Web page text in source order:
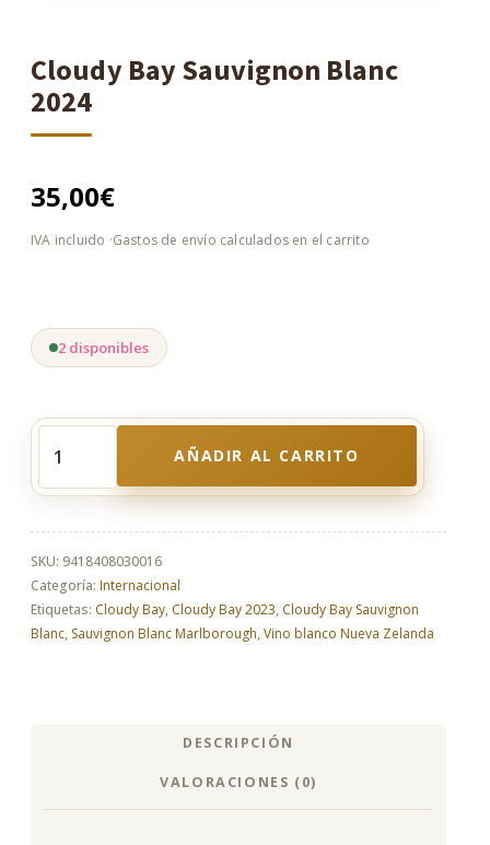
Cloudy Bay Sauvignon Blanc
2024
35,00€
2 disponibles
Bay
Blanc
2024
cantidad
AÑADIR AL CARRITO
SKU: 9418408030016
Categoría: Internacional
Etiquetas: Cloudy Bay, Cloudy Bay 2023, Cloudy Bay Sauvignon
Blanc, Sauvignon Blanc Marlborough,Vino blanco Nueva Zelanda
DESCRIPCIÓN
VALORACIONES (0)